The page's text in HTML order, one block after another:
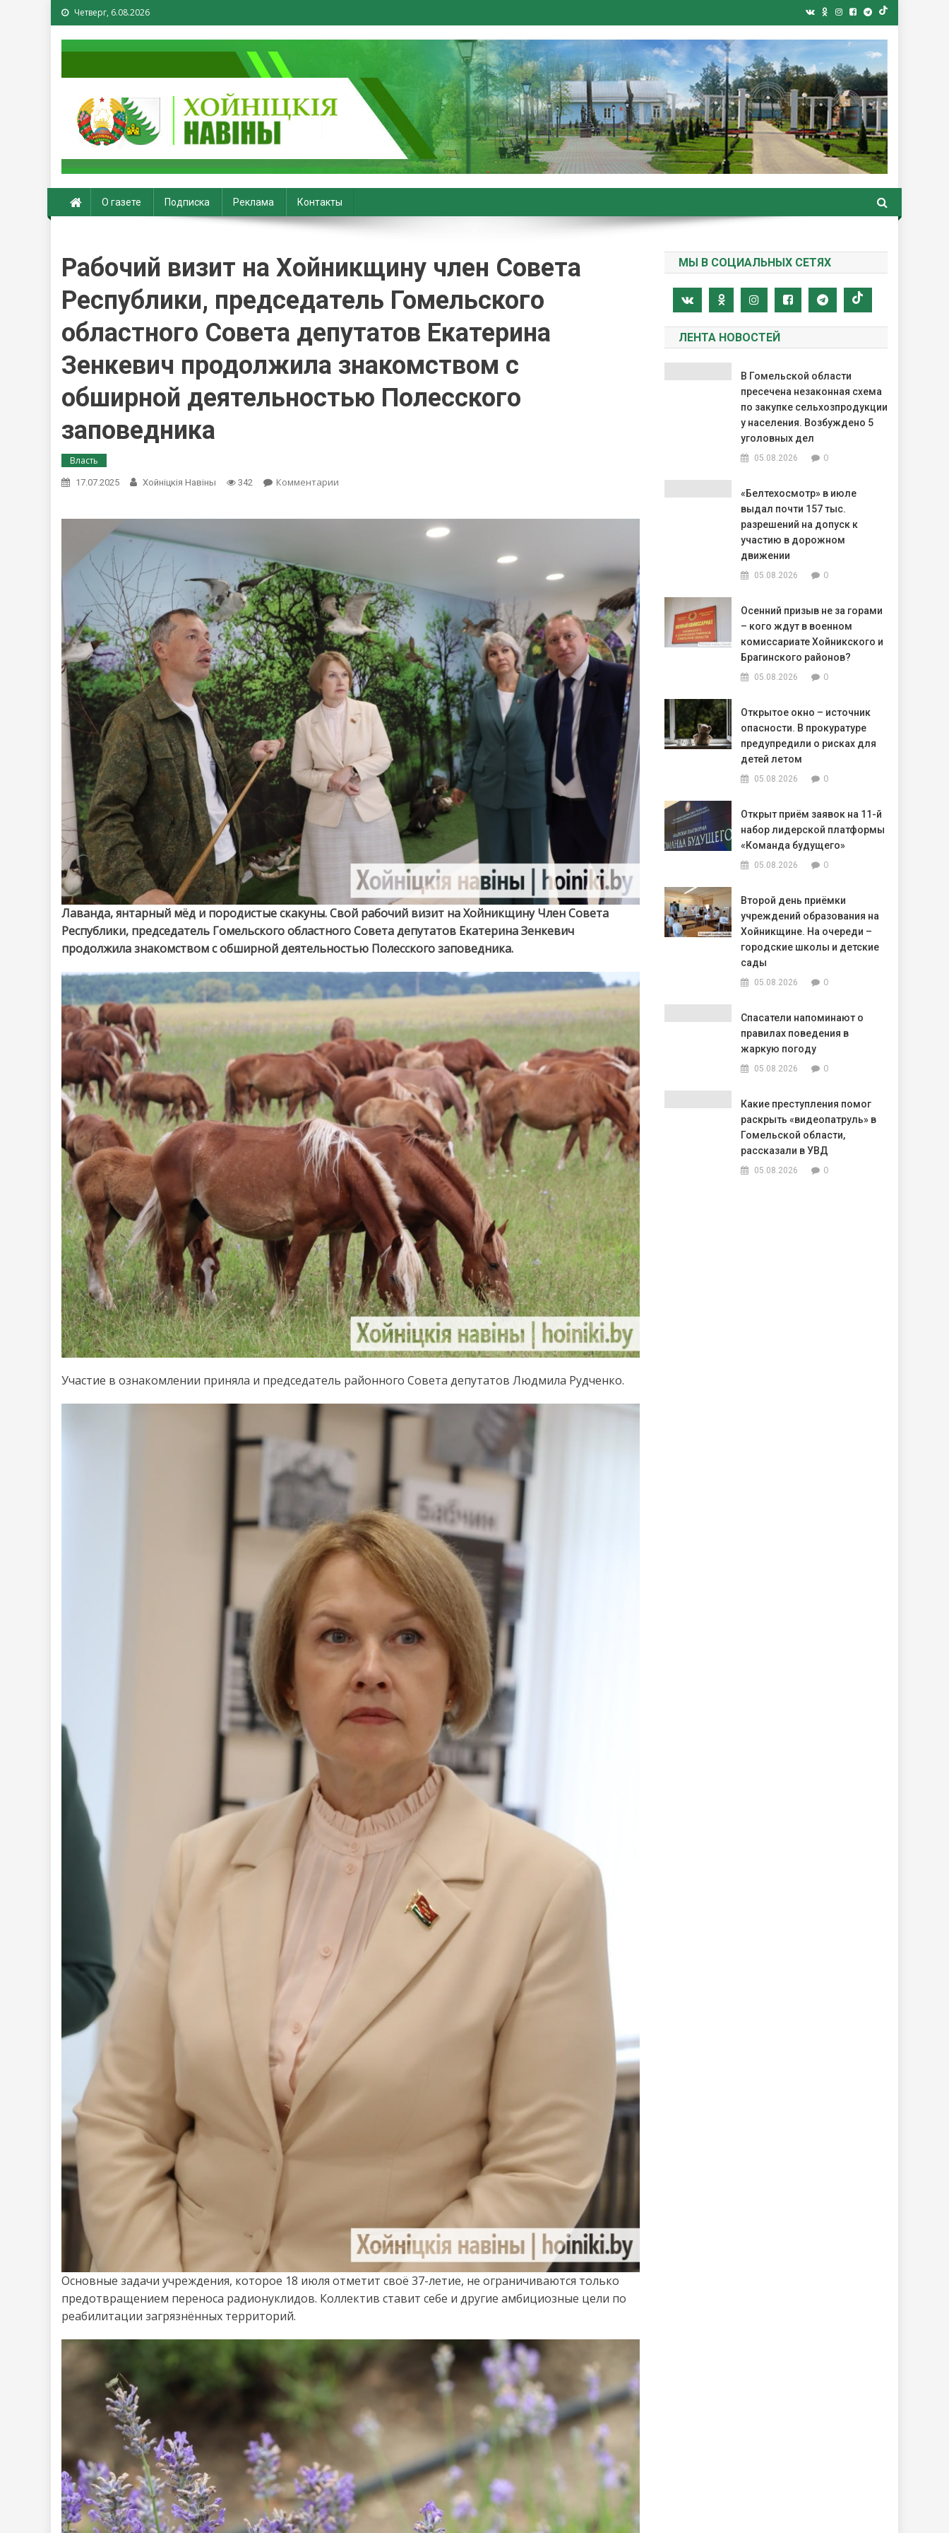
Четверг, 6.08.2026
Хойники. Хойнiцкiя навiны. Новости Хойник. Районная газета
О газете Подписка Реклама Контакты
Рабочий визит на Хойникщину член Совета
Республики, председатель Гомельского
областного Совета депутатов Екатерина
Зенкевич продолжила знакомством с
обширной деятельностью Полесского
заповедника
Власть
17.07.2025 Хойнiцкiя Навiны 342 Комментарии
Республики,
председатель
Гомельского
областного
Совета
депутатов
Екатерина
Зенкевич
продолжила
знакомством
обширной
деятельностью
Полесского
заповедника
Лаванда, янтарный мёд и породистые скакуны. Свой рабочий визит на Хойникщину Член Совета
Республики, председатель Гомельского областного Совета депутатов Екатерина Зенкевич
продолжила знакомством с обширной деятельностью Полесского заповедника.
Участие в ознакомлении приняла и председатель районного Совета депутатов Людмила Рудченко.
Основные задачи учреждения, которое 18 июля отметит своё 37-летие, не ограничиваются только
предотвращением переноса радионуклидов. Коллектив ставит себе и другие амбициозные цели по
реабилитации загрязнённых территорий.
МЫ В СОЦИАЛЬНЫХ СЕТЯХ
ЛЕНТА НОВОСТЕЙ
В Гомельской области
пресечена незаконная схема
по закупке сельхозпродукции
у населения. Возбуждено 5
уголовных дел
05.08.2026 0
«Белтехосмотр» в июле
выдал почти 157 тыс.
разрешений на допуск к
участию в дорожном
движении
05.08.2026 0
Осенний призыв не за горами
– кого ждут в военном
комиссариате Хойникского и
Брагинского районов?
05.08.2026 0
Открытое окно – источник
опасности. В прокуратуре
предупредили о рисках для
детей летом
05.08.2026 0
Открыт приём заявок на 11-й
набор лидерской платформы
«Команда будущего»
05.08.2026 0
Второй день приёмки
учреждений образования на
Хойникщине. На очереди –
городские школы и детские
сады
05.08.2026 0
Спасатели напоминают о
правилах поведения в
жаркую погоду
05.08.2026 0
Какие преступления помог
раскрыть «видеопатруль» в
Гомельской области,
рассказали в УВД
05.08.2026 0